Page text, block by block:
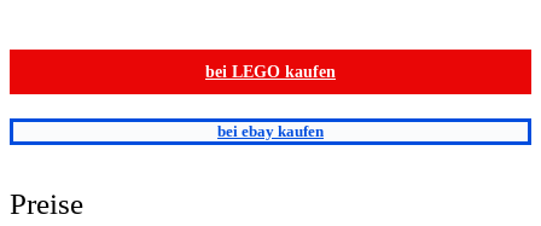
bei LEGO kaufen
bei ebay kaufen
Preise